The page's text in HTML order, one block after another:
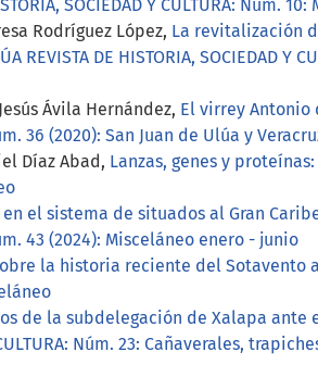
SOCIEDAD Y CULTURA: Núm.
Rodríguez López, La revitalización
REVISTA DE HISTORIA, SOCIEDAD
Ávila Hernández, El virrey Antonio
36 (2020): San Juan de Ulúa y
Díaz Abad, Lanzas, genes y
en el sistema de situados al Gran
43 (2024): Misceláneo enero - junio
la historia reciente del Sotavento
de la subdelegación de Xalapa
CULTURA: Núm. 23: Cañaverales,